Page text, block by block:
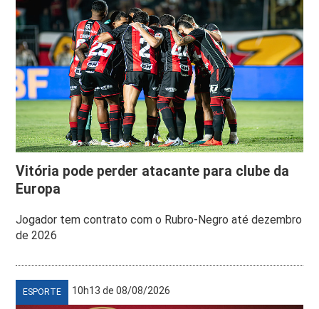
Vitória pode perder atacante para clube da
Europa
Jogador tem contrato com o Rubro-Negro até dezembro
de 2026
ESPORTE 10h13 de 08/08/2026